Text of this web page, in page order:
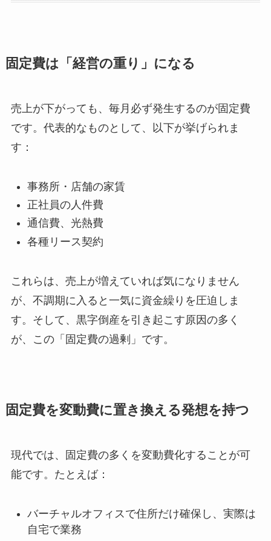
固定費は「経営の重り」になる
売上が下がっても、毎月必ず発生するのが固定費
です。代表的なものとして、以下が挙げられま
す：
事務所・店舗の家賃
正社員の人件費
通信費、光熱費
各種リース契約
これらは、売上が増えていれば気になりません
が、不調期に入ると一気に資金繰りを圧迫しま
す。そして、黒字倒産を引き起こす原因の多く
が、この「固定費の過剰」です。
固定費を変動費に置き換える発想を持つ
現代では、固定費の多くを変動費化することが可
能です。たとえば：
バーチャルオフィスで住所だけ確保し、実際は
自宅で業務